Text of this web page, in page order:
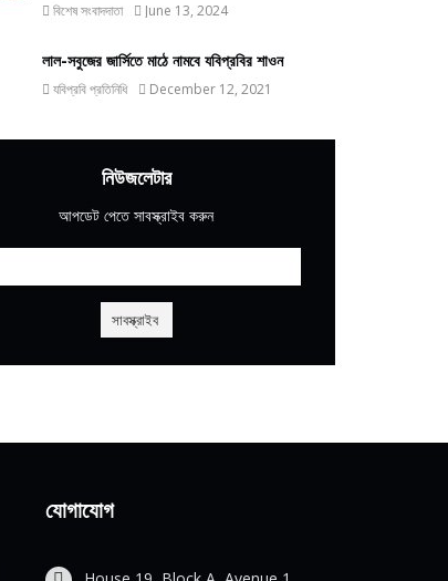
বিশেষ সংবাদদাতা June 13, 2024
লাল-সবুজের জার্সিতে মাঠে নামবে যবিপ্রবির শাওন
যবিপ্রবি প্রতিনিধি December 12, 2021
নিউজলেটার
আপডেট পেতে সাবস্ক্রাইব করুন
যোগাযোগ